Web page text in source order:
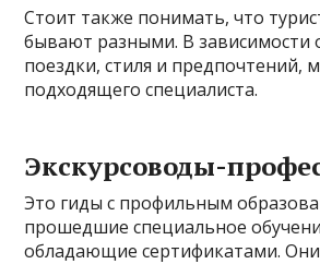
Стоит также понимать, что
бывают разными. В зависимости
поездки, стиля и предпочтений,
подходящего специалиста.
Экскурсоводы-
Это гиды с профильным
прошедшие специальное
обладающие сертификатами.